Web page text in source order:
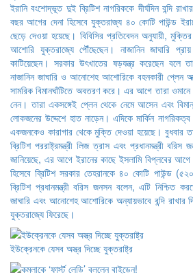
ইরানি বংশোদ্ভূত দুই ব্রিটিশ নাগরিককে দীর্ঘদিন বন্দি
বছর আগের দেনা হিসেবে যুক্তরাজ্য ৪০ কোটি পাউন্ড
ছেড়ে দেওয়া হয়েছে। বিবিসির প্রতিবেদন অনুযায়ী,
আশোরি যুক্তরাজ্যে পৌঁছেছেন। নাজানিন জাঘারি
কাটিয়েছেন। সরকার উৎখাতের ষড়যন্ত্র করেছেন
নাজানিন জাঘারি ও আনোশেহ আশোরিকে বহনকারী প্লেন
সামরিক বিমানঘাঁটিতে অবতরণ করে। এর আগে তারা ওমানে
নেন। তারা একসঙ্গেই প্লেন থেকে নেমে আসেন এবং
লোকজনের উদ্দেশে হাত নাড়েন। এদিকে মার্কিন
একজনকেও কারাগার থেকে মুক্তি দেওয়া হয়েছে। বুধবার
ব্রিটিশ পররাষ্ট্রমন্ত্রী লিজ ত্রাস এবং প্রধানমন্ত্রী
জানিয়েছে, এর আগে ইরানের কাছে ইসলামি বিপ্লবের
হিসেবে ব্রিটিশ সরকার তেহরানকে ৪০ কোটি পাউন্ড
ব্রিটিশ প্রধানমন্ত্রী বরিস জনসন বলেন, এটি নিশ্চিত
জাঘারি এবং আনোশেহ আশোরিকে অন্যায়ভাবে বন্দি রাখার
যুক্তরাজ্যে ফিরেছে।
ইউক্রেনকে যেসব অস্ত্র দিচ্ছে যুক্তরাষ্ট্র